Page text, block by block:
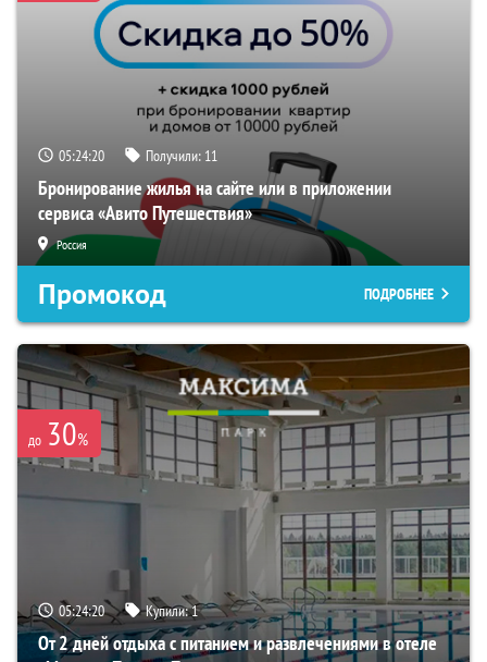
05:24:19 Получили: 11
Бронирование жилья на сайте или в приложении
сервиса «Авито Путешествия»
Россия
Промокод ПОДРОБНЕЕ
до 30%
05:24:19 Купили:1
От 2 дней отдыха с питанием и развлечениями в отеле